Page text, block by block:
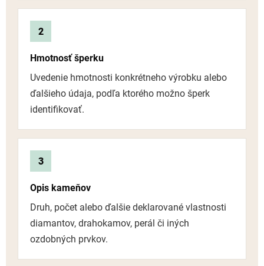
2
Hmotnosť šperku
Uvedenie hmotnosti konkrétneho výrobku alebo
ďalšieho údaja, podľa ktorého možno šperk
identifikovať.
3
Opis kameňov
Druh, počet alebo ďalšie deklarované vlastnosti
diamantov, drahokamov, perál či iných
ozdobných prvkov.